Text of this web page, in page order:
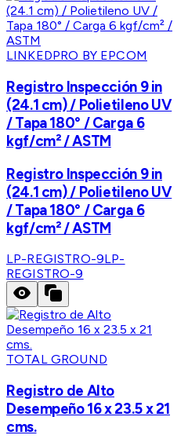
LINKEDPRO BY EPCOM
Registro Inspección 9 in
(24.1 cm) / Polietileno UV
/ Tapa 180° / Carga 6
kgf/cm² / ASTM
Registro Inspección 9 in
(24.1 cm) / Polietileno UV
/ Tapa 180° / Carga 6
kgf/cm² / ASTM
LP-REGISTRO-9LP-
REGISTRO-9
TOTAL GROUND
Registro de Alto
Desempeño 16 x 23.5 x 21
cms.